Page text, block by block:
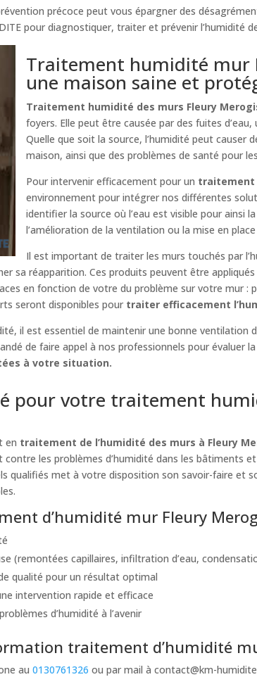
précoce peut vous épargner des
pour diagnostiquer, traiter et prévenir l’humidité
Traitement humidité mur
une maison saine et
Traitement humidité des murs Fleury
foyers. Elle peut être causée par des fuites
Quelle que soit la source, l’humidité peut
maison, ainsi que des problèmes de santé pour
Pour intervenir efficacement pour un traitement
environnement pour intégrer nos différentes
identifier la source où l’eau est visible pour ainsi
l’amélioration de la ventilation ou la mise en
Il est important de traiter les murs touchés par
sa réapparition. Ces produits peuvent être
en fonction de votre du problème sur votre mur :
seront disponibles pour traiter efficacement
il est essentiel de maintenir une bonne
de faire appel à nos professionnels pour évaluer
à votre situation.
pour votre traitement
en traitement de l’humidité des murs à Fleury
contre les problèmes d’humidité dans les bâtiments
qualifiés met à votre disposition son savoir-faire et
d’humidité mur Fleury
(remontées capillaires, infiltration d’eau,
qualité pour un résultat optimal
intervention rapide et efficace
d’humidité à l’avenir
traitement d’humidité
au0130761326 ou par mail àcontact@km-